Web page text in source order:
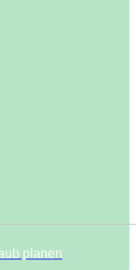
planen